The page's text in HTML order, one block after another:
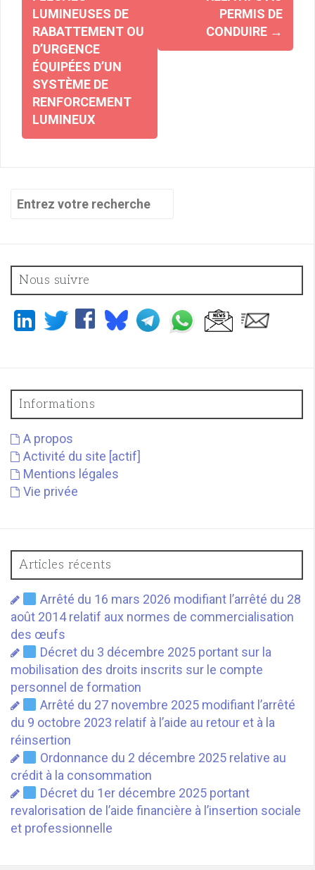
LUMINEUSES DE
RABATTEMENT OU
D’URGENCE
ÉQUIPÉES D’UN
SYSTÈME DE
RENFORCEMENT
LUMINEUX
PERMIS DE
CONDUIRE →
Recherche
Nous suivre
Informations
A propos
Activité du site [actif]
Mentions légales
Vie privée
Articles récents
Arrêté du 16 mars 2026 modifiant l’arrêté du 28
août 2014 relatif aux normes de commercialisation
des œufs
Décret du 3 décembre 2025 portant sur la
mobilisation des droits inscrits sur le compte
personnel de formation
Arrêté du 27 novembre 2025 modifiant l’arrêté
du 9 octobre 2023 relatif à l’aide au retour et à la
réinsertion
Ordonnance du 2 décembre 2025 relative au
crédit à la consommation
Décret du 1er décembre 2025 portant
revalorisation de l’aide financière à l’insertion sociale
et professionnelle